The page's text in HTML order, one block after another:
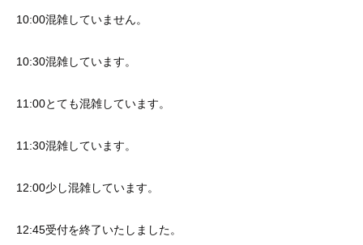
10:00混雑していません。
10:30混雑しています。
11:00とても混雑しています。
11:30混雑しています。
12:00少し混雑しています。
12:45受付を終了いたしました。